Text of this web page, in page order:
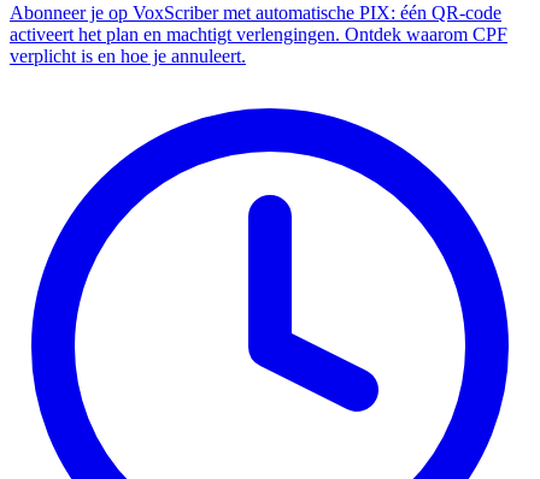
Abonneer je op VoxScriber met automatische PIX: één QR-code
activeert het plan en machtigt verlengingen. Ontdek waarom CPF
verplicht is en hoe je annuleert.